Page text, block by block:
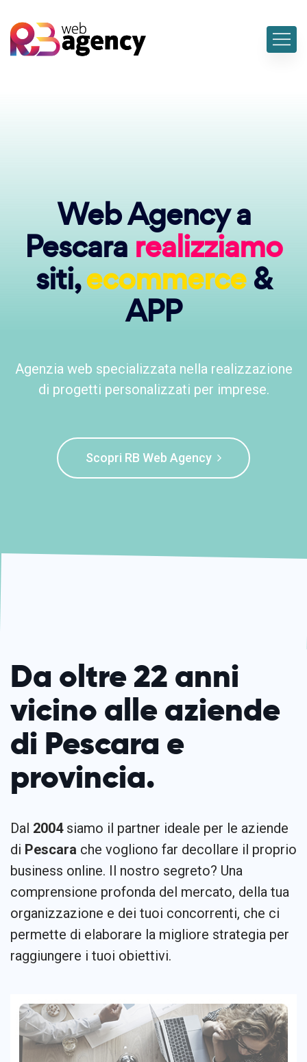
Web Agency a
Pescara realizziamo
siti,ecommerce&
APP
Agenzia web specializzata nella realizzazione
di progetti personalizzati per imprese.
Scopri RB Web Agency
Da oltre 22 anni
vicino alle aziende
di Pescara e
provincia.
Dal 2004siamo il partner ideale per le aziende
di Pescara che vogliono far decollare il proprio
business online. Il nostro segreto? Una
comprensione profonda del mercato, della tua
organizzazione e dei tuoi concorrenti, che ci
permette di elaborare la migliore strategia per
raggiungere i tuoi obiettivi.